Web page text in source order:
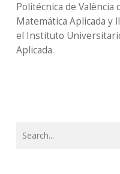
Politécnica de
Matemática Aplicada y
el Instituto
Aplicada.